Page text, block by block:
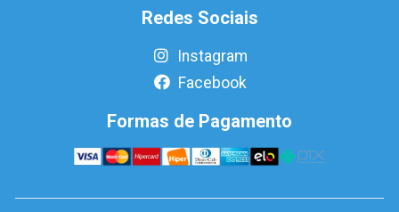
Redes Sociais
Instagram
Facebook
Formas de Pagamento